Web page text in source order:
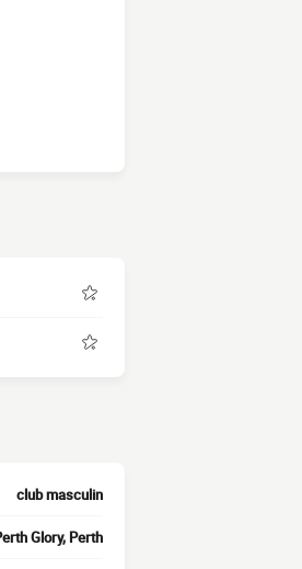
club masculin
Glory, Perth